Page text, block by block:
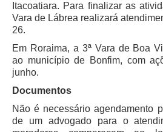
Comitê de Equidade de Raça,
Comissão de Justiça Itinerante
Comissão Permanente de
Governança
Itacoatiara. Para finalizar as
Vara de Lábrea realizará
26.
Em Roraima, a 3ª Vara de Boa
ao município de Bonfim, com
junho.
Documentos
Não é necessário agendamento
de um advogado para o